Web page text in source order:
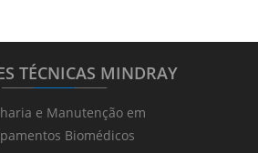
TÉCNICAS MINDRAY
_______________________
e Manutenção em
Biomédicos